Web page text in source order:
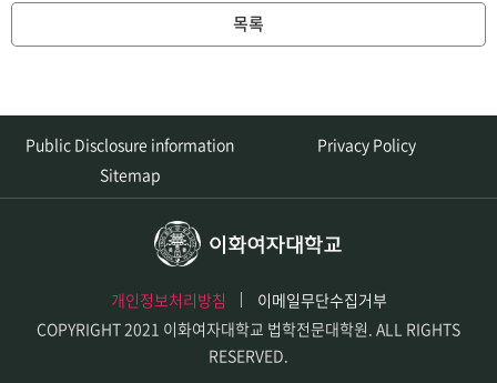
목록
Public Disclosure information
Privacy Policy
Sitemap
개인정보처리방침
이메일무단수집거부
COPYRIGHT 2021 이화여자대학교 법학전문대학원. ALL RIGHTS
RESERVED.